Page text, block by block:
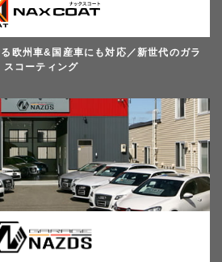
欧州車&国産車にも対応／新世代のガラ
スコーティング